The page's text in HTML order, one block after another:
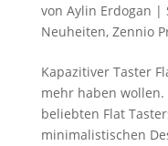
von Aylin Erdogan |
Neuheiten, Zennio
Kapazitiver Taster
mehr haben
beliebten Flat
minimalistischen